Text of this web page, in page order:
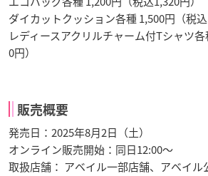
ダイカットクッション各種 1,500円（税込
レディースアクリルチャーム付Tシャツ
0円）
販売概要
発売日：2025年8月2日（土）
オンライン販売開始：同日12:00〜
取扱店舗： アベイル一部店舗、アベイル